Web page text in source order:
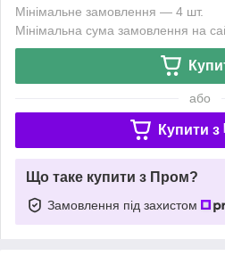
Мінімальне замовлення — 4 шт.
Мінімальна сума замовлення на
або
Купити з
Що таке купити з Пром?
Замовлення під захистом